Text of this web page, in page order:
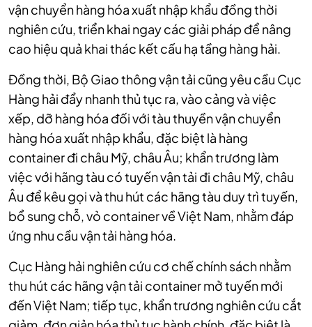
vận chuyển hàng hóa xuất nhập khẩu đồng thời
nghiên cứu, triển khai ngay các giải pháp để nâng
cao hiệu quả khai thác kết cấu hạ tầng hàng hải.
Đồng thời, Bộ Giao thông vận tải cũng yêu cầu Cục
Hàng hải đẩy nhanh thủ tục ra, vào cảng và việc
xếp, dỡ hàng hóa đối với tàu thuyền vận chuyển
hàng hóa xuất nhập khẩu, đặc biệt là hàng
container đi châu Mỹ, châu Âu; khẩn trương làm
việc với hãng tàu có tuyến vận tải đi châu Mỹ, châu
Âu để kêu gọi và thu hút các hãng tàu duy trì tuyến,
bổ sung chỗ, vỏ container về Việt Nam, nhằm đáp
ứng nhu cầu vận tải hàng hóa.
Cục Hàng hải nghiên cứu cơ chế chính sách nhằm
thu hút các hãng vận tải container mở tuyến mới
đến Việt Nam; tiếp tục, khẩn trương nghiên cứu cắt